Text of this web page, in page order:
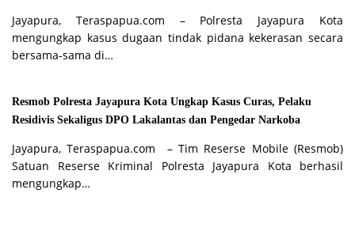
Jayapura, Teraspapua.com – Polresta Jayapura Kota
mengungkap kasus dugaan tindak pidana kekerasan secara
bersama-sama di…
Resmob Polresta Jayapura Kota Ungkap Kasus Curas, Pelaku
Residivis Sekaligus DPO Lakalantas dan Pengedar Narkoba
Jayapura, Teraspapua.com – Tim Reserse Mobile (Resmob)
Satuan Reserse Kriminal Polresta Jayapura Kota berhasil
mengungkap…